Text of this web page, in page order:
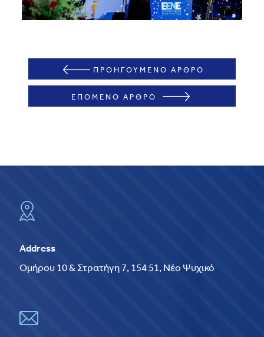
ΠΡΟΗΓΟΥΜΕΝΟ ΑΡΘΡΟ
ΕΠΟΜΕΝΟ ΑΡΘΡΟ
Address
Ομήρου 10 & Στρατήγη 7, 154 51, Νέο Ψυχικό